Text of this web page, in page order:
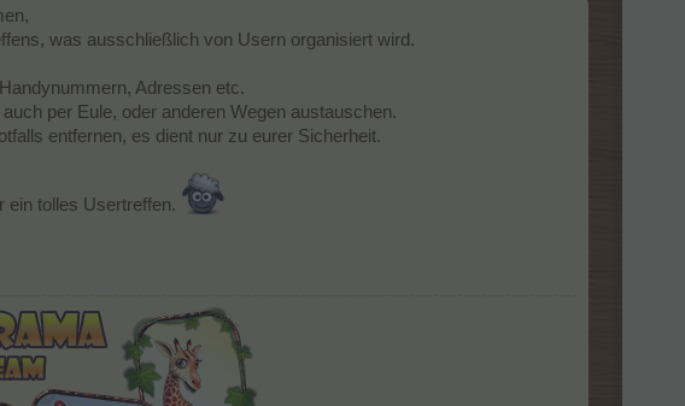
was ausschließlich von Usern organisiert wird.
Adressen etc.
per Eule, oder anderen Wegen austauschen.
entfernen, es dient nur zu eurer Sicherheit.
ein tolles Usertreffen.